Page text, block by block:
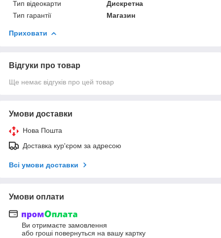
Тип відеокарти
Дискретна
Тип гарантії
Магазин
Приховати
Відгуки про товар
Ще немає відгуків про цей товар
Умови доставки
Нова Пошта
Доставка кур'єром за адресою
Всі умови доставки
Умови оплати
Ви отримаєте замовлення
або гроші повернуться на вашу картку